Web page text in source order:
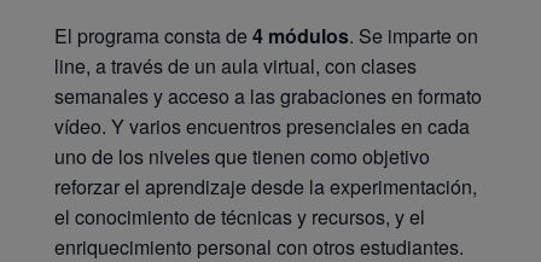
El programa consta de 4 módulos. Se imparte on
line, a través de un aula virtual, con clases
semanales y acceso a las grabaciones en formato
vídeo. Y varios encuentros presenciales en cada
uno de los niveles que tienen como objetivo
reforzar el aprendizaje desde la experimentación,
el conocimiento de técnicas y recursos, y el
enriquecimiento personal con otros estudiantes.